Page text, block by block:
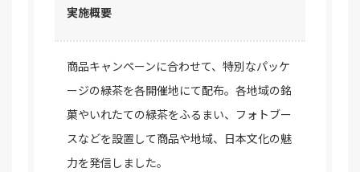
実施概要
商品キャンペーンに合わせて、特別なパッケ
ージの緑茶を各開催地にて配布。各地域の銘
菓やいれたての緑茶をふるまい、フォトブー
スなどを設置して商品や地域、日本文化の魅
力を発信しました。